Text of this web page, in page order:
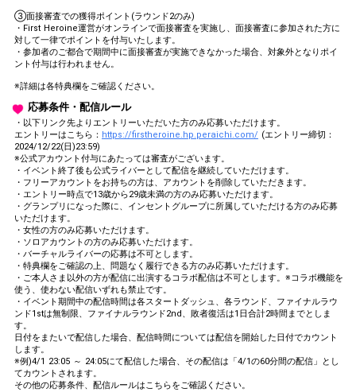
③面接審査での獲得ポイント(ラウンド2のみ)
・First Heroine運営がオンラインで面接審査を実施し、面接審査に参加された方に
対して一律でポイントを付与いたします。
・参加者のご都合で期間中に面接審査が実施できなかった場合、対象外となりポイ
ント付与は行われません。
※詳細は各特典欄をご確認ください。
応募条件・配信ルール
・以下リンク先よりエントリーいただいた方のみ応募いただけます。
エントリーはこちら： https://firstheroine.hp.peraichi.com/ (エントリー締切：
2024/12/22(日)23:59)
※公式アカウント付与にあたっては審査がございます。
・イベント終了後も公式ライバーとして配信を継続していただけます。
・フリーアカウントをお持ちの方は、アカウントを削除していただきます。
・エントリー時点で13歳から29歳未満の方のみ応募いただけます。
・グランプリになった際に、インセントグループに所属していただける方のみ応募
いただけます。
・女性の方のみ応募いただけます。
・ソロアカウントの方のみ応募いただけます。
・バーチャルライバーの応募は不可とします。
・特典欄をご確認の上、問題なく履行できる方のみ応募いただけます。
・ご本人さま以外の方が配信に出演するコラボ配信は不可とします。※コラボ機能を
使う、使わない配信いずれも禁止です。
・イベント期間中の配信時間は各スタートダッシュ、各ラウンド、ファイナルラウ
ンド1stは無制限、ファイナルラウンド2nd、敗者復活は1日合計2時間までとしま
す。
日付をまたいで配信した場合、配信時間については配信を開始した日付でカウント
します。
※例)4/1 23:05 ～ 24:05にて配信した場合、その配信は「4/1の60分間の配信」とし
てカウントされます。
その他の応募条件、配信ルールはこちらをご確認ください。